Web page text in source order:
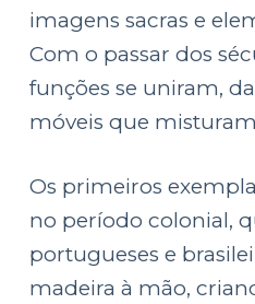
imagens sacras e
Com o passar dos
funções se uniram,
móveis que
Os primeiros
no período colonial,
portugueses e
madeira à mão,